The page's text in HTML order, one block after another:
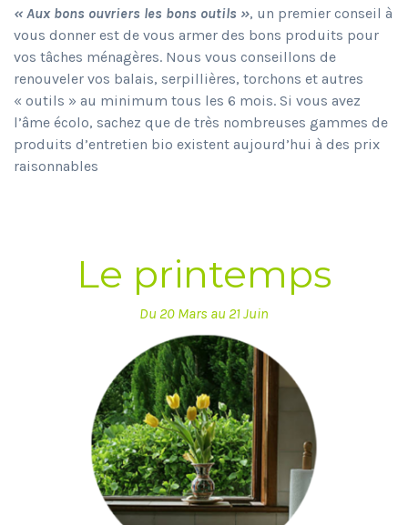
« Aux bons ouvriers les bons outils », un premier conseil à
vous donner est de vous armer des bons produits pour
vos tâches ménagères. Nous vous conseillons de
renouveler vos balais, serpillières, torchons et autres
« outils » au minimum tous les 6 mois. Si vous avez
l’âme écolo, sachez que de très nombreuses gammes de
produits d’entretien bio existent aujourd’hui à des prix
raisonnables
Le printemps
Du 20 Mars au 21 Juin